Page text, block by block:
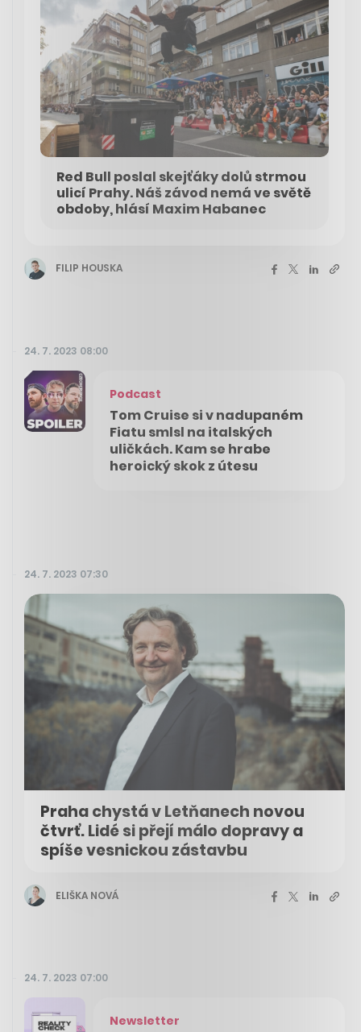
Red Bull poslal skejťáky dolů strmou
ulicí Prahy. Náš závod nemá ve světě
obdoby, hlásí Maxim Habanec
FILIP HOUSKA
24. 7. 2023 08:00
Podcast
Tom Cruise si v nadupaném
Fiatu smlsl na italských
uličkách. Kam se hrabe
heroický skok z útesu
24. 7. 2023 07:30
Praha chystá v Letňanech novou
čtvrť. Lidé si přejí málo dopravy a
spíše vesnickou zástavbu
ELIŠKA NOVÁ
24. 7. 2023 07:00
Newsletter